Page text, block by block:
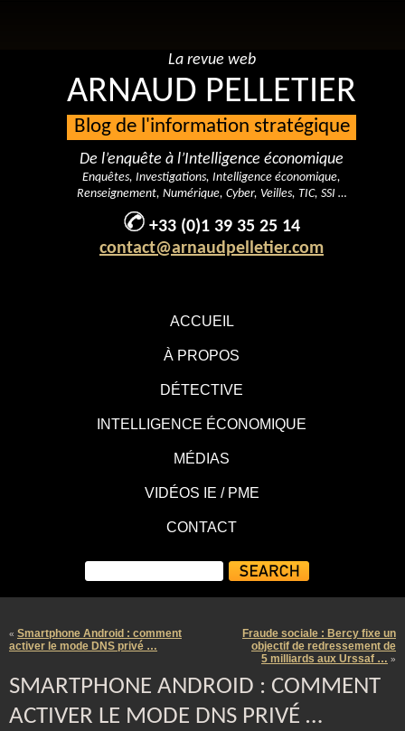
ACCUEIL
À PROPOS
DÉTECTIVE
INTELLIGENCE ÉCONOMIQUE
MÉDIAS
VIDÉOS IE / PME
CONTACT
La revue web
ARNAUD PELLETIER
Blog de l'information stratégique
De l’enquête à l’Intelligence économique
Enquêtes, Investigations, Intelligence économique,
Renseignement, Numérique, Cyber, Veilles, TIC, SSI …
+33 (0)1 39 35 25 14
contact@arnaudpelletier.com
« Smartphone Android : comment
activer le mode DNS privé …
Fraude sociale : Bercy fixe un
objectif de redressement de
5 milliards aux Urssaf … »
SMARTPHONE ANDROID : COMMENT
ACTIVER LE MODE DNS PRIVÉ …